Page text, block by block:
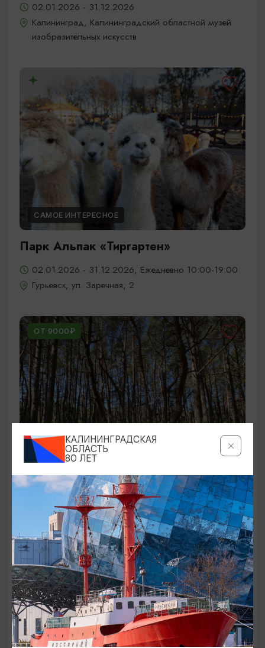
02.01.2026 - 31.12.2026
Калининград, Калининградский областной музей
изобразительных искусств
САМОЕ ИНТЕРЕСНОЕ
Парк Альпак «Тиргартен»
02.01.2026 - 31.12.2026, Ежедневно 10:00-19:00
Гурьевск, ул. Заречная, 2
ОТ 9000₽
ЭКСКУРСИИ УЧРЕЖДЕНИЙ КУЛЬТУРЫ
Аудиоспектакль «Истории Куршской
косы»
01.02.2026 - 31.12.2026, 13:00
Куршская коса
ОТ 2500₽
КАЛИНИНГРАДСКАЯ
ОБЛАСТЬ
80 ЛЕТ